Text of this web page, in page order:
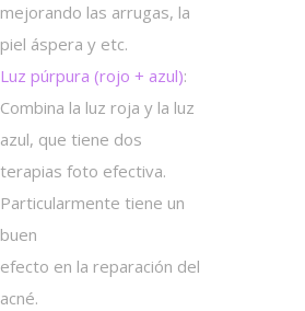
mejorando las arrugas, la
piel áspera y etc.
Luz púrpura (rojo + azul):
Combina la luz roja y la luz
azul, que tiene dos
terapias foto efectiva.
Particularmente tiene un
buen
efecto en la reparación del
acné.